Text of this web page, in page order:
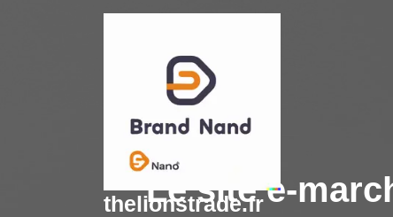
thelionstrade.fr
Le site e-